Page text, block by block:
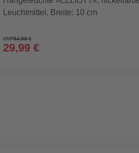
Leuchtmittel, Breite: 10 cm
UVP54,99 €
29,99 €